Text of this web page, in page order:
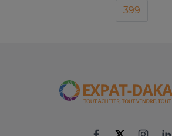
399